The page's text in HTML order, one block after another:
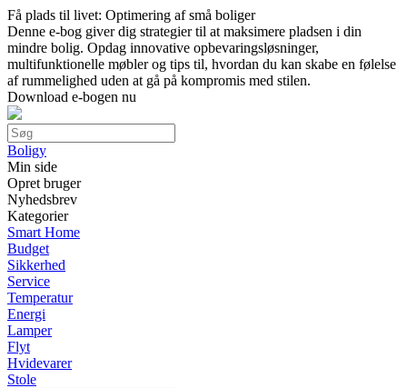
Få plads til livet: Optimering af små boliger
Denne e-bog giver dig strategier til at maksimere pladsen i din
mindre bolig. Opdag innovative opbevaringsløsninger,
multifunktionelle møbler og tips til, hvordan du kan skabe en følelse
af rummelighed uden at gå på kompromis med stilen.
Download e-bogen nu
Boligy
Min side
Opret bruger
Nyhedsbrev
Kategorier
Smart Home
Budget
Sikkerhed
Service
Temperatur
Energi
Lamper
Flyt
Hvidevarer
Stole